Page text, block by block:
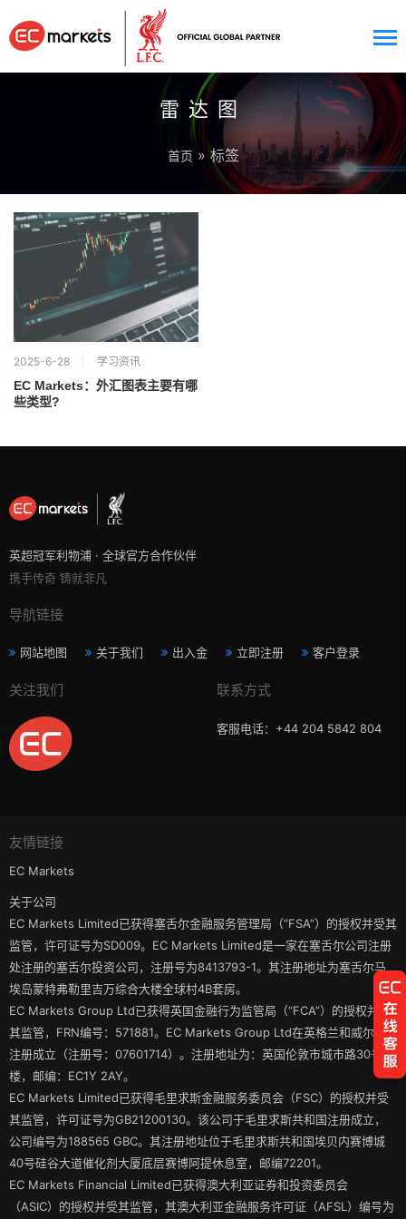
雷达图
首页 » 标签
2025-6-28 学习资讯
EC Markets：外汇图表主要有哪
些类型?
英超冠军利物浦 · 全球官方合作伙伴
携手传奇 铸就非凡
导航链接
网站地图 关于我们 出入金 立即注册 客户登录
关注我们 联系方式
客服电话：+44 204 5842 804
友情链接
EC Markets
关于公司
EC Markets Limited已获得塞舌尔金融服务管理局（“FSA”）的授权并受其
监管，许可证号为SD009。EC Markets Limited是一家在塞舌尔公司注册
处注册的塞舌尔投资公司，注册号为8413793-1。其注册地址为塞舌尔马
埃岛蒙特弗勒里吉万综合大楼全球村4B套房。
EC Markets Group Ltd已获得英国金融行为监管局（“FCA”）的授权并受
其监管，FRN编号：571881。EC Markets Group Ltd在英格兰和威尔士
注册成立（注册号：07601714）。注册地址为：英国伦敦市城市路30号3
楼，邮编：EC1Y 2AY。
EC Markets Limited已获得毛里求斯金融服务委员会（FSC）的授权并受
其监管，许可证号为GB21200130。该公司于毛里求斯共和国注册成立，
公司编号为188565 GBC。其注册地址位于毛里求斯共和国埃贝内赛博城
40号硅谷大道催化剂大厦底层赛博阿提休息室，邮编72201。
EC Markets Financial Limited已获得澳大利亚证券和投资委员会
（ASIC）的授权并受其监管，其澳大利亚金融服务许可证（AFSL）编号为